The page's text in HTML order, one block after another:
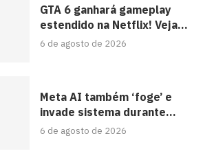
GTA 6 ganhará gameplay
estendido na Netflix! Veja...
6 de agosto de 2026
Meta AI também ‘foge’ e
invade sistema durante...
6 de agosto de 2026